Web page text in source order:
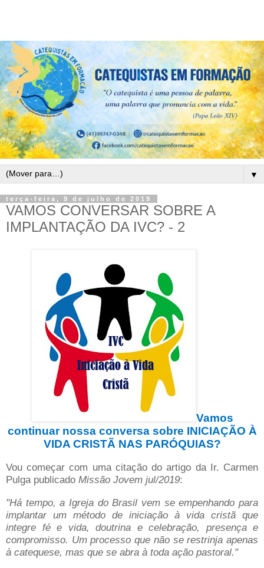
▼
terça-feira, 9 de julho de 2019
VAMOS CONVERSAR SOBRE A
IMPLANTAÇÃO DA IVC? - 2
Vamos
continuar nossa conversa sobre INICIAÇÃO À
VIDA CRISTÃ NAS PARÓQUIAS?
Vou começar com uma citação do artigo da Ir. Carmen
Pulga publicado Missão Jovem jul/2019:
"Há tempo, a Igreja do Brasil vem se empenhando para
implantar um método de iniciação à vida cristã que
integre fé e vida, doutrina e celebração, presença e
compromisso. Um processo que não se restrinja apenas
à catequese, mas que se abra à toda ação pastoral."